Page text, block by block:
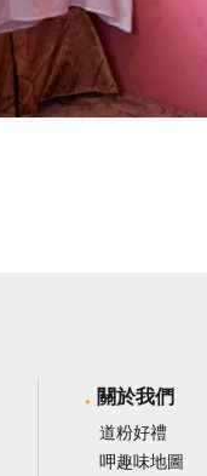
關於我們
道粉好禮
呷趣味地圖